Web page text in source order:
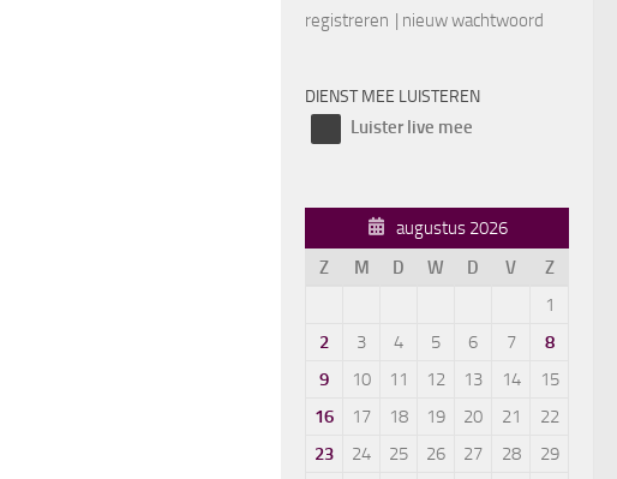
registreren | nieuw wachtwoord
DIENST MEE LUISTEREN
Luister live mee
augustus 2026
Z
M D W D V
Z
1
2
3 4 5 6 7
8
9
10 11 12 13 14
15
16
17 18 19 20 21
22
23
24 25 26 27 28
29